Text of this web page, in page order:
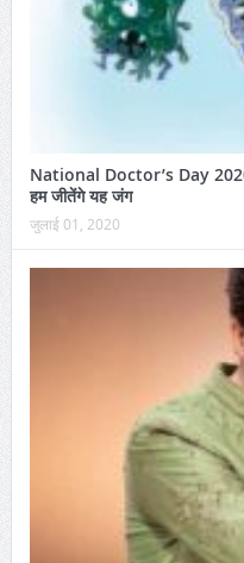
National Doctor’s Day 2020:
हम जीतेंगे यह जंग
जुलाई 01, 2020